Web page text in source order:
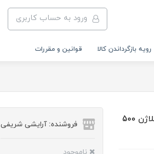
ورود به حساب کاربری
رویه‌ بازگرداندن کالا قوانین و مقررات
شامپو سه در یک مکسی گلد حاوی کراتین و بوتاکس و کلاژن 500
فروشنده: آرایشی شریفی